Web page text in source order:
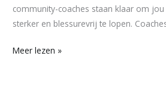
community-coaches staan klaar om
sterker en blessurevrij te lopen.
Meer lezen »